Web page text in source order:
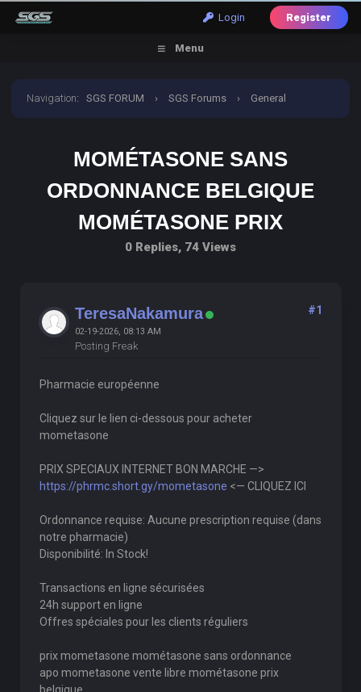
Login Register
Menu
Navigation:SGS FORUM › SGS Forums › General
MOMÉTASONE SANS
ORDONNANCE BELGIQUE
MOMÉTASONE PRIX
0 Replies, 74 Views
TeresaNakamura
02-19-2026, 08:13 AM
Posting Freak
#1
Pharmacie européenne
Cliquez sur le lien ci-dessous pour acheter
mometasone
PRIX SPECIAUX INTERNET BON MARCHE —>
https://phrmc.short.gy/mometasone <— CLIQUEZ ICI
Ordonnance requise: Aucune prescription requise (dans
notre pharmacie)
Disponibilité: In Stock!
Transactions en ligne sécurisées
24h support en ligne
Offres spéciales pour les clients réguliers
prix mometasone mométasone sans ordonnance
apo mometasone vente libre mométasone prix